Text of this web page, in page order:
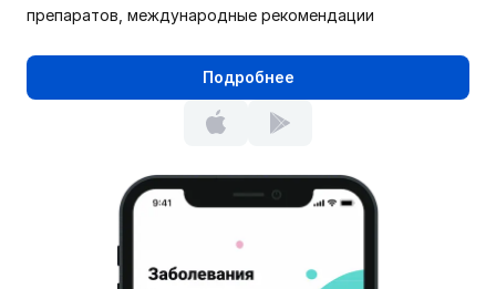
препаратов, международные рекомендации
Подробнее